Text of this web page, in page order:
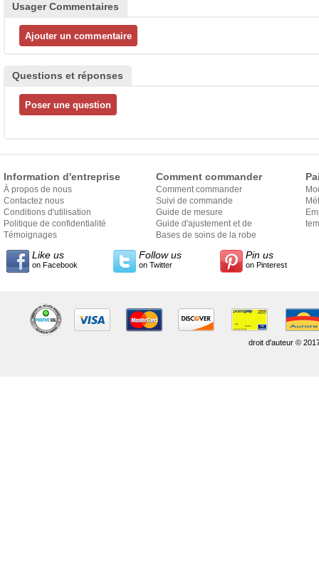
Usager Commentaires
Questions et réponses
Information d'entreprise
À propos de nous
Contactez nous
Conditions d'utilisation
Politique de confidentialité
Témoignages
Comment commander
Comment commander
Suivi de commande
Guide de mesure
Guide d'ajustement et de
style
Bases de soins de la robe
Like us
on Facebook
Follow us
on Twitter
Pin us
on Pinterest
droit d'auteur ©